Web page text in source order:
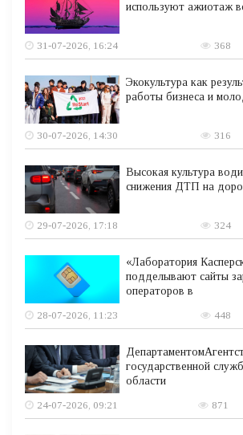
используют ажиотаж
31-07-2026, 16:24 368
Экокультура как
работы бизнеса и
30-07-2026, 14:30 316
Высокая культура
снижения ДТП на
29-07-2026, 17:18 324
«Лаборатория
подделывают сайты
операторов в
28-07-2026, 11:23
448
государственной
области
24-07-2026, 09:21
871